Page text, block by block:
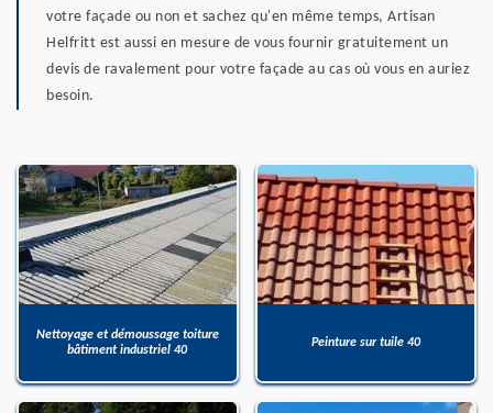
votre façade ou non et sachez qu'en même temps, Artisan
Helfritt est aussi en mesure de vous fournir gratuitement un
devis de ravalement pour votre façade au cas où vous en auriez
besoin.
Nettoyage et démoussage toiture
bâtiment industriel 40
Peinture sur tuile 40